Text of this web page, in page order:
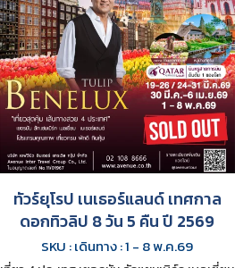
ทัวร์ยุโรป เนเธอร์แลนด์ เทศกาล
ดอกทิวลิป 8 วัน 5 คืน ปี 2569
SKU : เดินทาง : 1 - 8 พ.ค.69